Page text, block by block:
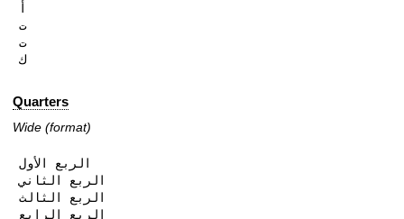
أ
ت
ت
ك
Quarters
Wide (format)
الربع الأول
الربع الثاني
الربع الثالث
الربع الرابع